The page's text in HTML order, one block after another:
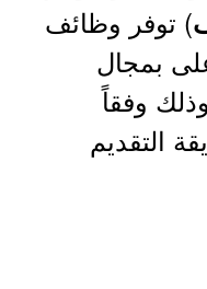
) توفر وظائف
بمجال
وفقاً
التقديم